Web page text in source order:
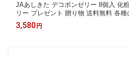
JAあしきた デコポンゼリー 8個入 化
リー プレゼント 贈り物 送料無料 各
中元 ソーシャルギフト
3,580円